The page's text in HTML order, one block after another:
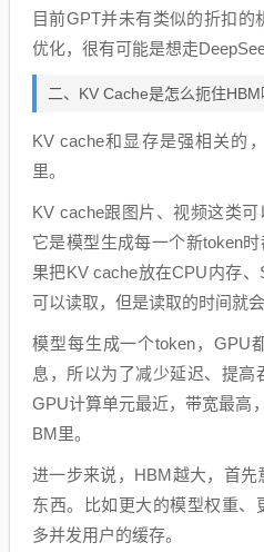
目前GPT并未有类似的折扣的
优化，很有可能是想走
二、KV Cache是怎么扼住HBM
KV cache和显存是强相关的
里。
KV cache跟图片、视频这类可
它是模型生成每一个新token
果把KV cache放在CPU内存
可以读取，但是读取的时间就会
模型每生成一个token，GPU
息，所以为了减少延迟、提高
GPU计算单元最近，带宽最高
BM里。
进一步来说，HBM越大，首
东西。比如更大的模型权重、
多并发用户的缓存。